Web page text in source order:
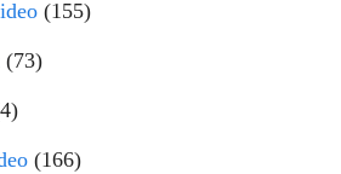
(155)
(73)
(166)